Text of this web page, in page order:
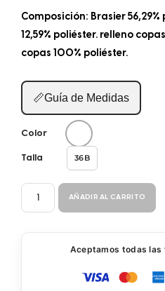
Composición: Brasier
12,59% poliéster. relleno
copas 100% poliéster.
📏Guía de Medidas
Color
Talla 36B
BRASIER
ESPALDA
AÑADIR AL CARRITO
Aceptamos todas